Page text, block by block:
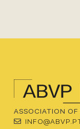
ASSOCIATION OF